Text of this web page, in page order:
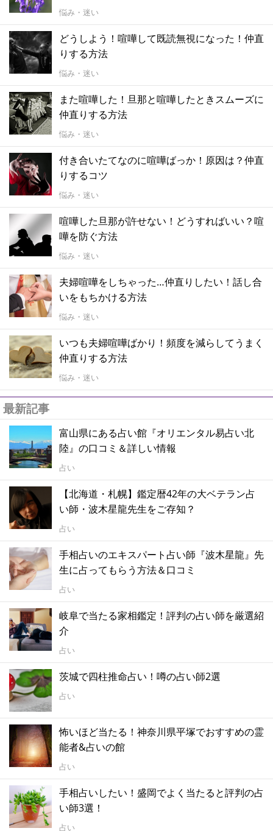
悩み・迷い
どうしよう！喧嘩して既読無視になった！仲直
りする方法
悩み・迷い
また喧嘩した！旦那と喧嘩したときスムーズに
仲直りする方法
悩み・迷い
付き合いたてなのに喧嘩ばっか！原因は？仲直
りするコツ
悩み・迷い
喧嘩した旦那が許せない！どうすればいい？喧
嘩を防ぐ方法
悩み・迷い
夫婦喧嘩をしちゃった…仲直りしたい！話し合
いをもちかける方法
悩み・迷い
いつも夫婦喧嘩ばかり！頻度を減らしてうまく
仲直りする方法
悩み・迷い
最新記事
富山県にある占い館『オリエンタル易占い北
陸』の口コミ＆詳しい情報
占い
【北海道・札幌】鑑定暦42年の大ベテラン占
い師・波木星龍先生をご存知？
占い
手相占いのエキスパート占い師『波木星龍』先
生に占ってもらう方法＆口コミ
占い
岐阜で当たる家相鑑定！評判の占い師を厳選紹
介
占い
茨城で四柱推命占い！噂の占い師2選
占い
怖いほど当たる！神奈川県平塚でおすすめの霊
能者&占いの館
占い
手相占いしたい！盛岡でよく当たると評判の占
い師3選！
占い